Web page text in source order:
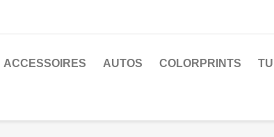
ACCESSOIRES AUTOS COLORPRINTS